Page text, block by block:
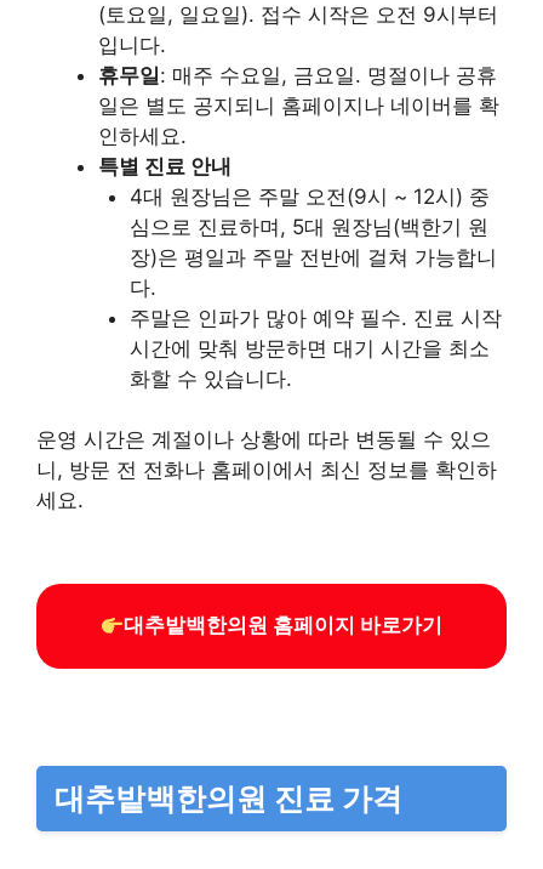
(토요일, 일요일). 접수 시작은 오전 9시부터
입니다.
휴무일: 매주 수요일, 금요일. 명절이나 공휴
일은 별도 공지되니 홈페이지나 네이버를 확
인하세요.
특별 진료 안내
4대 원장님은 주말 오전(9시 ~ 12시) 중
심으로 진료하며, 5대 원장님(백한기 원
장)은 평일과 주말 전반에 걸쳐 가능합니
다.
주말은 인파가 많아 예약 필수. 진료 시작
시간에 맞춰 방문하면 대기 시간을 최소
화할 수 있습니다.
운영 시간은 계절이나 상황에 따라 변동될 수 있으
니, 방문 전 전화나 홈페이에서 최신 정보를 확인하
세요.
대추밭백한의원 홈페이지 바로가기
대추밭백한의원 진료 가격